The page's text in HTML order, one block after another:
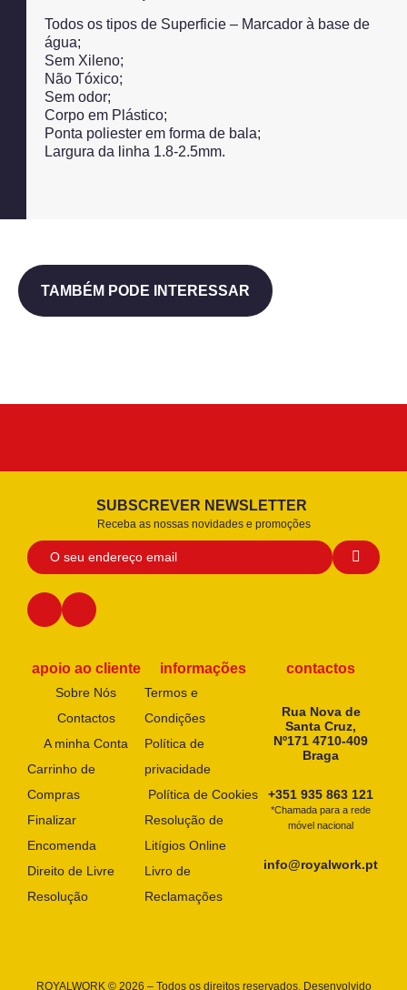
Todos os tipos de Superficie – Marcador à base de
água;
Sem Xileno;
Não Tóxico;
Sem odor;
Corpo em Plástico;
Ponta poliester em forma de bala;
Largura da linha 1.8-2.5mm.
TAMBÉM PODE INTERESSAR
SUBSCREVER NEWSLETTER
Receba as nossas novidades e promoções
apoio ao cliente
Sobre Nós
Contactos
A minha Conta
Carrinho de
Compras
Finalizar
Encomenda
Direito de Livre
Resolução
informações
Termos e
Condições
Política de
privacidade
Política de Cookies
Resolução de
Litígios Online
Livro de
Reclamações
contactos
Rua Nova de
Santa Cruz,
Nº171 4710-409
Braga
+351 935 863 121
*Chamada para a rede
móvel nacional
info@royalwork.pt
ROYALWORK © 2026 – Todos os direitos reservados. Desenvolvido